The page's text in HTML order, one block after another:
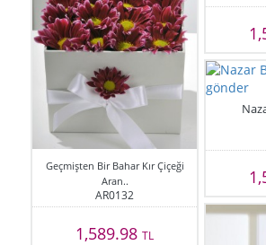
Geçmişten Bir Bahar Kır Çiçeği
Aran..
AR0132
1,589.98TL